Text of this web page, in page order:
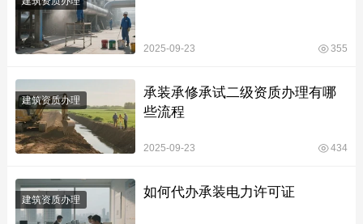
2025-09-23 355
建筑资质办理
承装承修承试二级资质办理有哪
些流程
2025-09-23 434
建筑资质办理 如何代办承装电力许可证